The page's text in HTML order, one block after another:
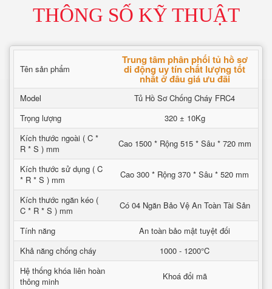
THÔNG SỐ KỸ THUẬT
Tên sản phẩm
Trung tâm phân phối tủ hồ sơ
di động uy tín chất lượng tốt
nhất ở đâu giá ưu đãi
Model
Tủ Hồ Sơ Chống Cháy FRC4
Trọng lượng
320 ± 10Kg
Kích thước ngoài ( C *
R * S ) mm
Cao 1500 * Rộng 515 * Sâu * 720 mm
Kích thước sử dụng ( C
* R * S ) mm
Cao 300 * Rộng 370 * Sâu * 520 mm
Kích thước ngăn kéo (
C * R * S ) mm
Có 04 Ngăn Bảo Vệ An Toàn Tài Sản
Tính năng
An toàn bảo mật tuyệt đối
Khả năng chống cháy
1000 - 1200°C
Hệ thống khóa liên hoàn
thông minh
Khoá đổi mã